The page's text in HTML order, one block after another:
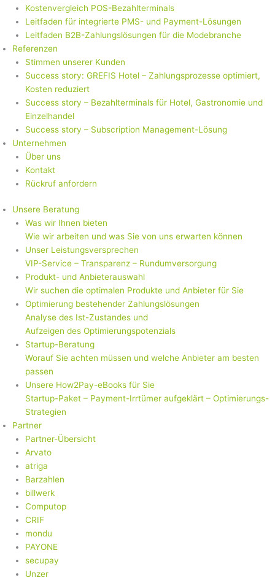
Kostenvergleich POS-Bezahlterminals
Leitfaden für integrierte PMS- und Payment-Lösungen
Leitfaden B2B-Zahlungslösungen für die Modebranche
Referenzen
Stimmen unserer Kunden
Success story: GREFIS Hotel – Zahlungsprozesse optimiert,
Kosten reduziert
Success story – Bezahlterminals für Hotel, Gastronomie und
Einzelhandel
Success story – Subscription Management-Lösung
Unternehmen
Über uns
Kontakt
Rückruf anfordern
Unsere Beratung
Was wir Ihnen bieten
Wie wir arbeiten und was Sie von uns erwarten können
Unser Leistungsversprechen
VIP-Service – Transparenz – Rundumversorgung
Produkt- und Anbieterauswahl
Wir suchen die optimalen Produkte und Anbieter für Sie
Optimierung bestehender Zahlungslösungen
Analyse des Ist-Zustandes und
Aufzeigen des Optimierungspotenzials
Startup-Beratung
Worauf Sie achten müssen und welche Anbieter am besten
passen
Unsere How2Pay-eBooks für Sie
Startup-Paket – Payment-Irrtümer aufgeklärt – Optimierungs-
Strategien
Partner
Partner-Übersicht
Arvato
atriga
Barzahlen
billwerk
Computop
CRIF
mondu
PAYONE
secupay
Unzer